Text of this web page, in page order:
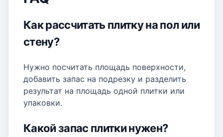
Как рассчитать плитку на пол или
стену?
Нужно посчитать площадь поверхности,
добавить запас на подрезку и разделить
результат на площадь одной плитки или
упаковки.
Какой запас плитки нужен?